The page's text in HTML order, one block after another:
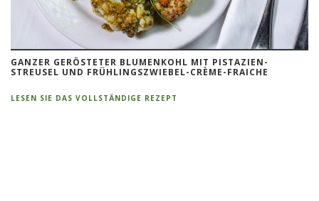
GANZER GERÖSTETER BLUMENKOHL MIT PISTAZIEN-
STREUSEL UND FRÜHLINGSZWIEBEL-CRÈME-FRAICHE
LESEN SIE DAS VOLLSTÄNDIGE REZEPT